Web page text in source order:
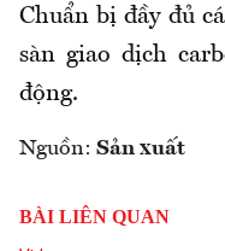
Chuẩn bị đầy đủ
sàn giao dịch
động.
Nguồn: Sản xuất
BÀI LIÊN QUAN